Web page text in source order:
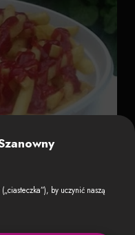
by uczynić naszą